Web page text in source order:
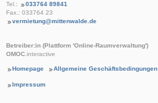
Tel.:
033764 89841
Fax.: 033764 23
vermietung@mittenwalde.de
Betreiber:in (Plattform 'Online-Raumverwaltung')
OMOC.interactive
Homepage Allgemeine Geschäftsbedingungen
Impressum